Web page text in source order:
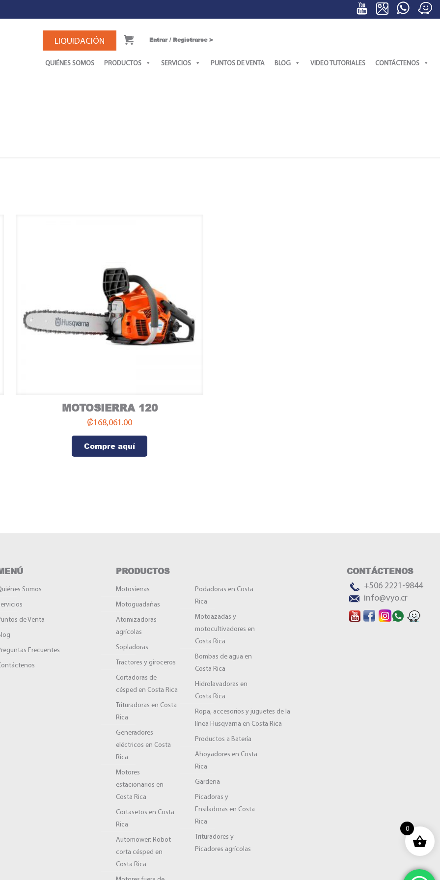
LIQUIDACIÓN 0 Entrar / Registrarse >
QUIÉNES SOMOS PRODUCTOS SERVICIOS PUNTOS DE VENTA BLOG VIDEO TUTORIALES CONTÁCTENOS
Compre aquí
MOTOSIERRA 120
₡168,061.00
Compre aquí
Somos
de Venta
Frecuentes
PRODUCTOS
Motosierras
Motoguadañas
Atomizadoras
agrícolas
Sopladoras
Tractores y giroceros
Cortadoras de
césped en Costa Rica
Trituradoras en Costa
Rica
Generadores
eléctricos en Costa
Rica
Motores
estacionarios en
Costa Rica
Cortasetos en Costa
Rica
Automower: Robot
corta césped en
Costa Rica
Podadoras en Costa
Rica
Motoazadas y
motocultivadores en
Costa Rica
Bombas de agua en
Costa Rica
Hidrolavadoras en
Costa Rica
Ropa, accesorios y juguetes de la
línea Husqvarna en Costa Rica
Productos a Batería
Ahoyadores en Costa
Rica
Gardena
Picadoras y
Ensiladoras en Costa
Rica
Trituradores y
Picadores agrícolas
CONTÁCTENOS
+506 2221-9844
info@vyo.cr
0